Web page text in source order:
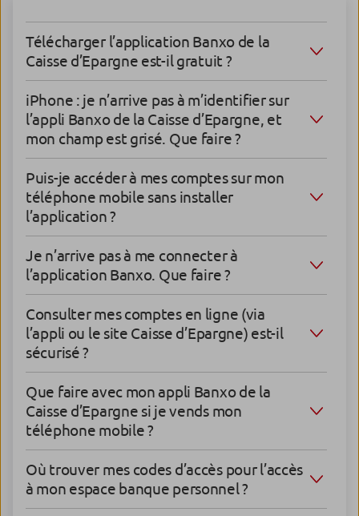
Télécharger l’application Banxo de la
Caisse d’Epargne est-il gratuit ?
iPhone : je n’arrive pas à m’identifier sur
l’appli Banxo de la Caisse d’Epargne, et
mon champ est grisé. Que faire ?
Puis-je accéder à mes comptes sur mon
téléphone mobile sans installer
l’application ?
Je n’arrive pas à me connecter à
l’application Banxo. Que faire ?
Consulter mes comptes en ligne (via
l’appli ou le site Caisse d’Epargne) est-il
sécurisé ?
Que faire avec mon appli Banxo de la
Caisse d’Epargne si je vends mon
téléphone mobile ?
Où trouver mes codes d’accès pour l’accès
à mon espace banque personnel ?